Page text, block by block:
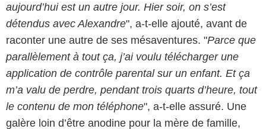
aujourd’hui est un autre jour. Hier soir, on s’est
détendus avec Alexandre", a-t-elle ajouté, avant de
raconter une autre de ses mésaventures. "Parce que
parallèlement à tout ça, j’ai voulu télécharger une
application de contrôle parental sur un enfant. Et ça
m’a valu de perdre, pendant trois quarts d’heure, tout
le contenu de mon téléphone", a-t-elle assuré. Une
galère loin d’être anodine pour la mère de famille,